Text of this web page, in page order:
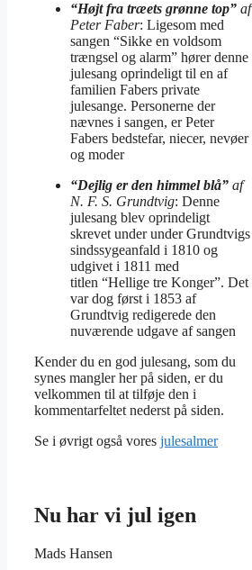
“Højt fra træets grønne top” af
Peter Faber: Ligesom med
sangen “Sikke en voldsom
trængsel og alarm” hører denne
julesang oprindeligt til en af
familien Fabers private
julesange. Personerne der
nævnes i sangen, er Peter
Fabers bedstefar, niecer, nevøer
og moder
“Dejlig er den himmel blå” af
N. F. S. Grundtvig: Denne
julesang blev oprindeligt
skrevet under under Grundtvigs
sindssygeanfald i 1810 og
udgivet i 1811 med
titlen “Hellige tre Konger”. Det
var dog først i 1853 af
Grundtvig redigerede den
nuværende udgave af sangen
Kender du en god julesang, som du
synes mangler her på siden, er du
velkommen til at tilføje den i
kommentarfeltet nederst på siden.
Se i øvrigt også vores julesalmer
Nu har vi jul igen
Mads Hansen